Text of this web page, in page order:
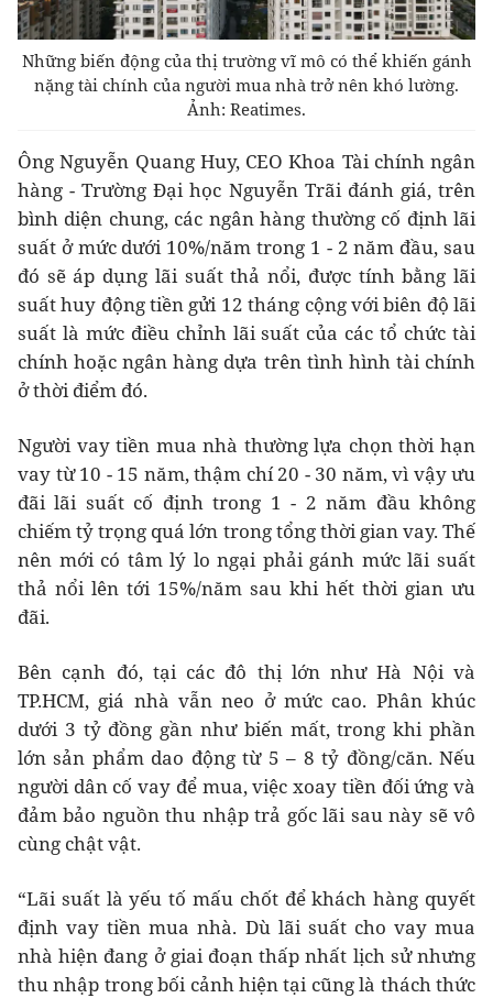
Những biến động của thị trường vĩ mô có thể khiến gánh
nặng tài chính của người mua nhà trở nên khó lường.
Ảnh: Reatimes.
Ông Nguyễn Quang Huy, CEO Khoa Tài chính ngân
hàng - Trường Đại học Nguyễn Trãi đánh giá, trên
bình diện chung, các ngân hàng thường cố định lãi
suất ở mức dưới 10%/năm trong 1 - 2 năm đầu, sau
đó sẽ áp dụng lãi suất thả nổi, được tính bằng lãi
suất huy động tiền gửi 12 tháng cộng với biên độ lãi
suất là mức điều chỉnh lãi suất của các tổ chức tài
chính hoặc ngân hàng dựa trên tình hình tài chính
ở thời điểm đó.
Người vay tiền mua nhà thường lựa chọn thời hạn
vay từ 10 - 15 năm, thậm chí 20 - 30 năm, vì vậy ưu
đãi lãi suất cố định trong 1 - 2 năm đầu không
chiếm tỷ trọng quá lớn trong tổng thời gian vay. Thế
nên mới có tâm lý lo ngại phải gánh mức lãi suất
thả nổi lên tới 15%/năm sau khi hết thời gian ưu
đãi.
Bên cạnh đó, tại các đô thị lớn như Hà Nội và
TP.HCM, giá nhà vẫn neo ở mức cao. Phân khúc
dưới 3 tỷ đồng gần như biến mất, trong khi phần
lớn sản phẩm dao động từ 5 – 8 tỷ đồng/căn. Nếu
người dân cố vay để mua, việc xoay tiền đối ứng và
đảm bảo nguồn thu nhập trả gốc lãi sau này sẽ vô
cùng chật vật.
“Lãi suất là yếu tố mấu chốt để khách hàng quyết
định vay tiền mua nhà. Dù lãi suất cho vay mua
nhà hiện đang ở giai đoạn thấp nhất lịch sử nhưng
thu nhập trong bối cảnh hiện tại cũng là thách thức